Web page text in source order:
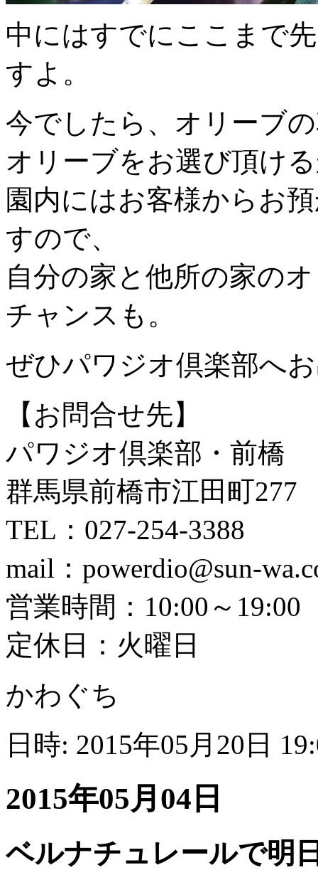
中にはすでにここまで
すよ。
今でしたら、オリーブ
オリーブをお選び頂け
園内にはお客様からお
すので、
自分の家と他所の家の
チャンスも。
ぜひパワジオ倶楽部へ
【お問合せ先】
パワジオ倶楽部・前橋
群馬県前橋市江田町277
TEL：027-254-3388
mail：powerdio@sun-
営業時間：10:00～19:00
定休日：火曜日
かわぐち
日時: 2015年05月20日
2015年05月04日
ベルナチュレールで明